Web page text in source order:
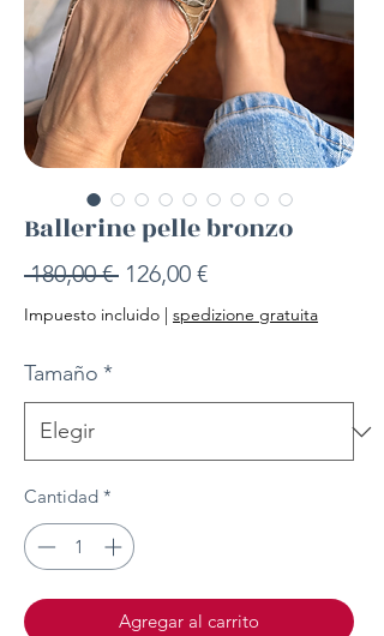
Ballerine pelle bronzo
180,00 € Precio
126,00 €Precio
de
Impuesto incluido | spedizione gratuita
Tamaño *
Cantidad *
Agregar al carrito